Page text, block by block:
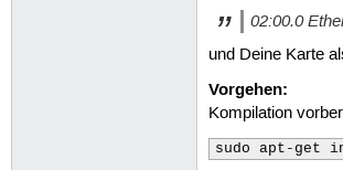
02:00.0
und Deine Karte
Vorgehen:
Kompilation
sudo apt-get